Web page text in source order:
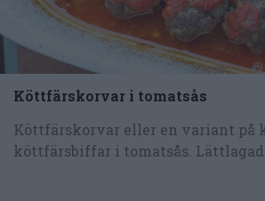
Köttfärskorvar i tomatsås
Köttfärskorvar eller en variant på
köttfärsbiffar i tomatsås.